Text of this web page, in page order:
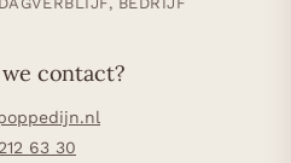
contact?
63 30